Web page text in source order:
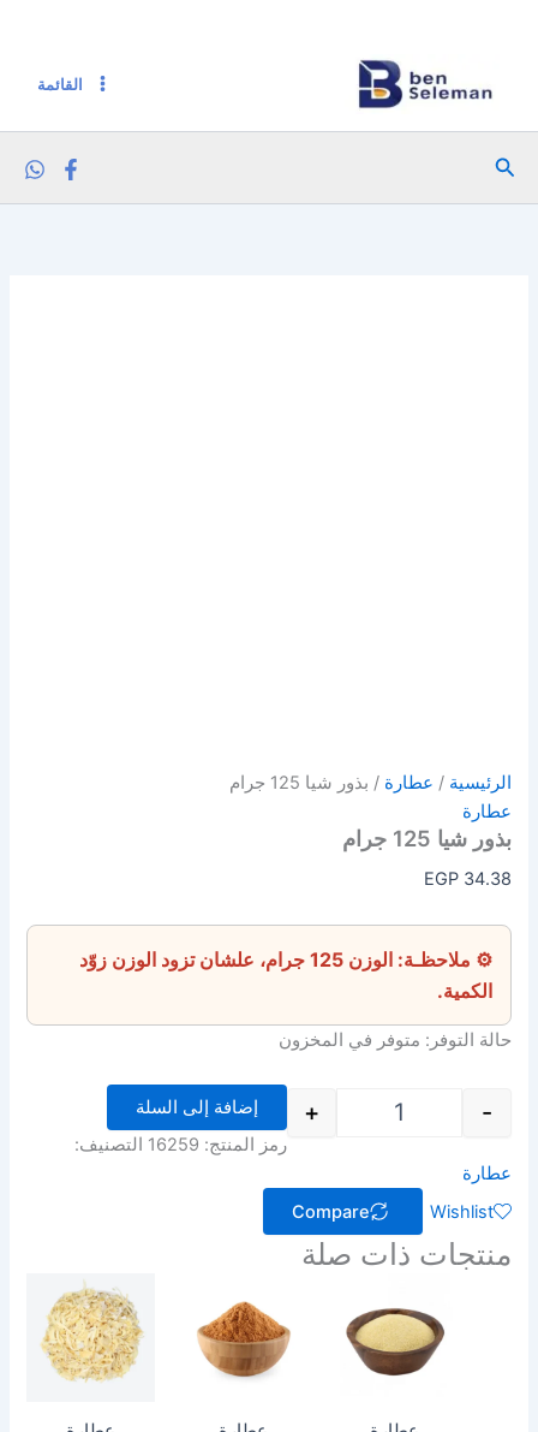
القائمة
البحث
الرئيسية / عطارة / بذور شيا 125 جرام
عطارة
بذور شيا 125 جرام
EGP34.38
⚙ ملاحظـة: الوزن 125 جرام، علشان تزود الوزن زوّد
الكمية.
حالة التوفر: متوفر في المخزون
-
+
إضافة إلى السلة
رمز المنتج: 16259
التصنيف:
عطارة
Wishlist
Compare
منتجات ذات صلة